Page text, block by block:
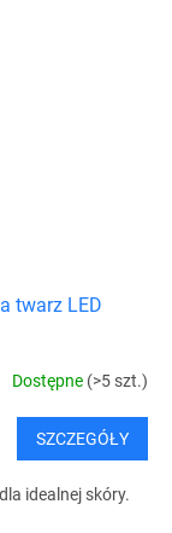
twarz LED
Dostępne (>5 szt.)
SZCZEGÓŁY
idealnej skóry.